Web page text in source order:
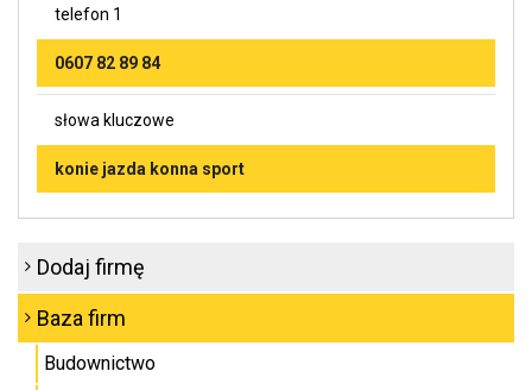
telefon 1
0607 82 89 84
słowa kluczowe
konie jazda konna sport
Dodaj firmę
Baza firm
Budownictwo